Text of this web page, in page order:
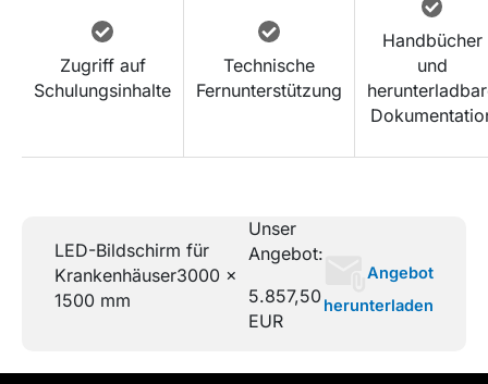
Zugriff auf
Schulungsinhalte
Technische
Fernunterstützung
Handbücher
und
LED-Bildschirm für
Krankenhäuser3000 x
1500 mm
Unser
Angebot:
5.857,50
EUR
Angebot
herunterladen